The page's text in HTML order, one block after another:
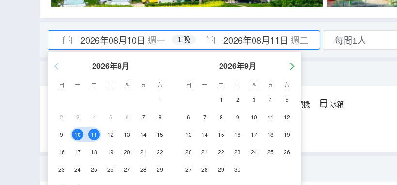
2026年08月10日 週一 2026年08月11日 週二
1 晚
2026年8月
日 一 二 三 四 五
六
1
2 3 4 5 6 7 8
9 10 11 12 13 14 15
16 17 18 19 20 21 22
23 24 25 26 27 28 29
2026年9月
日 一 二 三 四 五
六
1
2 3 4 5
6 7 8 9 10 11 12
13 14 15 16 17 18 19
20 21 22 23 24 25 26
27 28 29 30
91-100㎡ 空調 淋浴 電視機 冰箱
一居室雙床房